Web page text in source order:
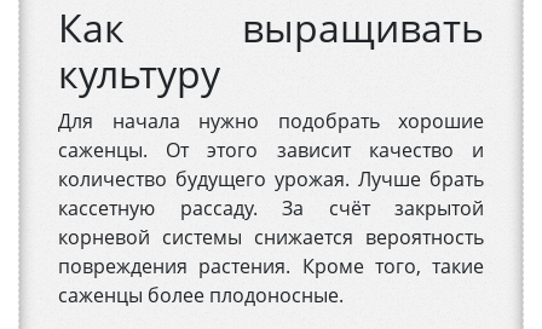
Как выращивать
культуру
Для начала нужно подобрать хорошие
саженцы. От этого зависит качество и
количество будущего урожая. Лучше брать
кассетную рассаду. За счёт закрытой
корневой системы снижается вероятность
повреждения растения. Кроме того, такие
саженцы более плодоносные.